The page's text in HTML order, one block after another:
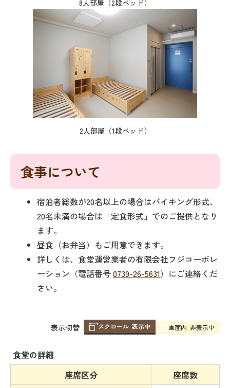
8人部屋（2段ベッド）
2人部屋（1段ベッド）
食事について
宿泊者総数が20名以上の場合はバイキング形式、
20名未満の場合は「定食形式」でのご提供となり
ます。
昼食（お弁当）もご用意できます。
詳しくは、食堂運営業者の有限会社フジコーポレ
ーション（電話番号0739-26-5631）にご連絡くだ
さい。
表
み
の
表示切替 スクロール 表示中 画面内 非表示中
食堂の詳細
座席区分
座席数